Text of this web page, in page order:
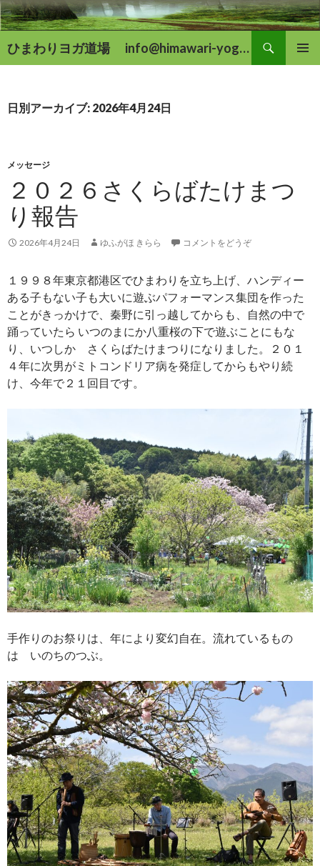
ひまわりヨガ道場 info@himawari-yoga.com
索
ン
動
日別アーカイブ: 2026年4月24日
メッセージ
２０２６さくらばたけまつ
り報告
2026年4月24日 ゆふがほ きらら コメントをどうぞ
１９９８年東京都港区でひまわりを立ち上げ、ハンディー
ある子もない子も大いに遊ぶパフォーマンス集団を作った
ことがきっかけで、秦野に引っ越してからも、自然の中で
踊っていたら いつのまにか八重桜の下で遊ぶことにもな
り、いつしか さくらばたけまつりになりました。２０１
４年に次男がミトコンドリア病を発症してからもやり続
け、今年で２１回目です。
手作りのお祭りは、年により変幻自在。流れているもの
は いのちのつぶ。